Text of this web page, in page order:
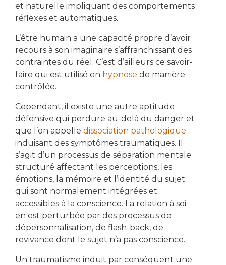
et naturelle impliquant des comportements
réflexes et automatiques.
L’être humain a une capacité propre d’avoir
recours à son imaginaire s’affranchissant des
contraintes du réel. C’est d’ailleurs ce savoir-
faire qui est utilisé en hypnose de manière
contrôlée.
Cependant, il existe une autre aptitude
défensive qui perdure au-delà du danger et
que l’on appelle dissociation pathologique
induisant des symptômes traumatiques. Il
s’agit d’un processus de séparation mentale
structuré affectant les perceptions, les
émotions, la mémoire et l’identité du sujet
qui sont normalement intégrées et
accessibles à la conscience. La relation à soi
en est perturbée par des processus de
dépersonnalisation, de flash-back, de
revivance dont le sujet n’a pas conscience.
Un traumatisme induit par conséquent une